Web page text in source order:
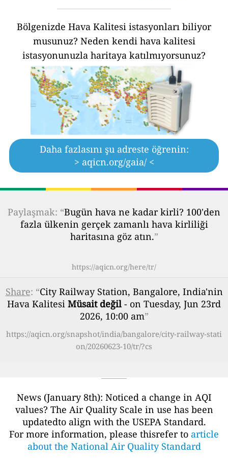
Bölgenizde Hava Kalitesi istasyonları biliyor
musunuz? Neden kendi hava kalitesi
istasyonunuzla haritaya katılmıyorsunuz?
Daha fazlasını şu adreste öğrenin:
> aqicn.org/gaia/ <
Paylaşmak: “Bugün hava ne kadar kirli? 100'den
fazla ülkenin gerçek zamanlı hava kirliliği
haritasına göz atın.”
https://aqicn.org/here/tr/
Share: “City Railway Station, Bangalore, India'nin
Hava Kalitesi Müsait değil - on Tuesday, Jun 23rd
2026, 10:00 am”
https://aqicn.org/snapshot/india/bangalore/city-railway-stati
on/20260623-10/tr/?cs
News (January 8th): Noticed a change in AQI
values? The Air Quality Scale in use has been
updatedto align with the USEPA Standard.
For more information, please thisrefer to article
about the National Air Quality Standard